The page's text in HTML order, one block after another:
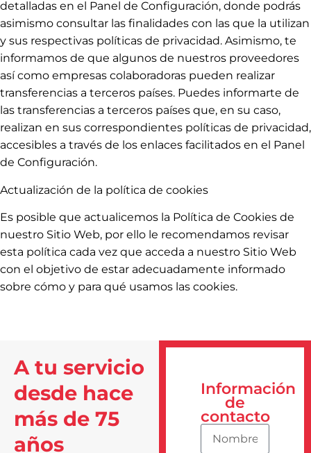
detalladas en el Panel de Configuración, donde podrás
asimismo consultar las finalidades con las que la utilizan
y sus respectivas políticas de privacidad. Asimismo, te
informamos de que algunos de nuestros proveedores
así como empresas colaboradoras pueden realizar
transferencias a terceros países. Puedes informarte de
las transferencias a terceros países que, en su caso,
realizan en sus correspondientes políticas de privacidad,
accesibles a través de los enlaces facilitados en el Panel
de Configuración.
Actualización de la política de cookies
Es posible que actualicemos la Política de Cookies de
nuestro Sitio Web, por ello le recomendamos revisar
esta política cada vez que acceda a nuestro Sitio Web
con el objetivo de estar adecuadamente informado
sobre cómo y para qué usamos las cookies.
A tu servicio
desde hace
más de 75
años
Información
de
contacto